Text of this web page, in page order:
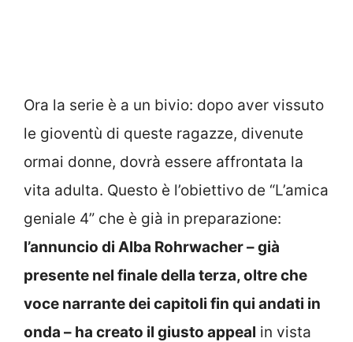
Ora la serie è a un bivio: dopo aver vissuto
le gioventù di queste ragazze, divenute
ormai donne, dovrà essere affrontata la
vita adulta. Questo è l’obiettivo de “L’amica
geniale 4” che è già in preparazione:
l’annuncio di Alba Rohrwacher – già
presente nel finale della terza, oltre che
voce narrante dei capitoli fin qui andati in
onda – ha creato il giusto appeal in vista